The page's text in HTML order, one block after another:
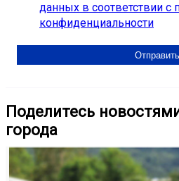
данных в соответствии с
конфиденциальности
Поделитесь
города